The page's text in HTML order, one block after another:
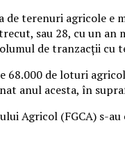
terenuri agricole e
sau 28, cu un
de tranzacţii cu
68.000 de loturi
anul acesta, în
Agricol (FGCA) s-